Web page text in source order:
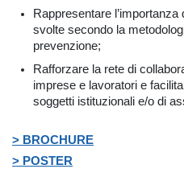
Rappresentare
svolte secondo la
prevenzione;
Rafforzare la rete di
imprese e lavoratori e
soggetti istituzionali e/o di
> BROCHURE
> POSTER